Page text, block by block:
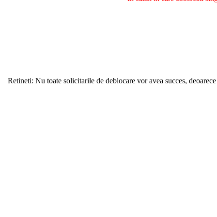
Retineti: Nu toate solicitarile de deblocare vor avea succes,